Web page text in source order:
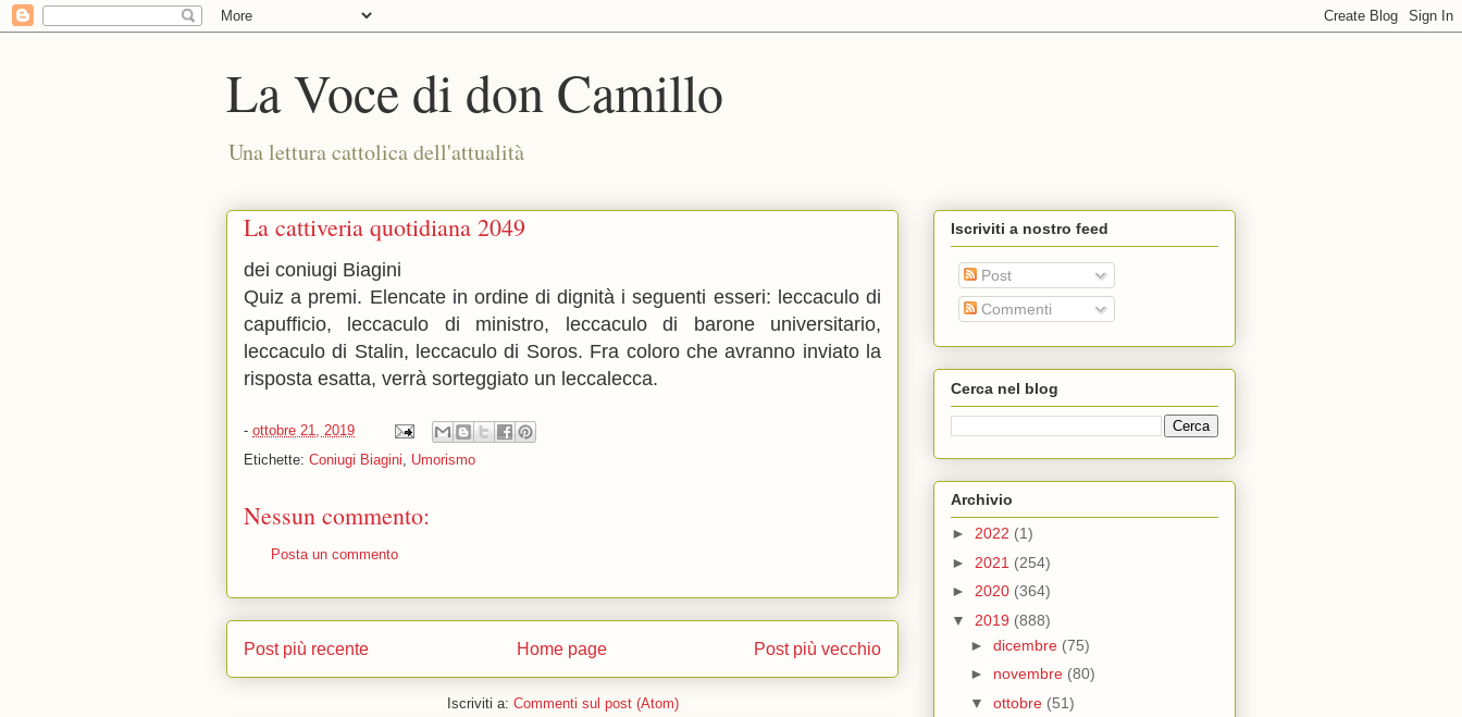
La Voce di don Camillo
Una lettura cattolica dell'attualità
La cattiveria quotidiana 2049
dei coniugi Biagini
Quiz a premi. Elencate in ordine di dignità i seguenti esseri: leccaculo di
capufficio, leccaculo di ministro, leccaculo di barone universitario,
leccaculo di Stalin, leccaculo di Soros. Fra coloro che avranno inviato la
risposta esatta, verrà sorteggiato un leccalecca.
- ottobre 21, 2019
Etichette: Coniugi Biagini, Umorismo
Nessun commento:
Posta un commento
Post più recente Post più vecchio
Home page
Iscriviti a: Commenti sul post (Atom)
Iscriviti a nostro feed
Post
Commenti
Cerca nel blog
Archivio
► 2022 (1)
► 2021 (254)
► 2020 (364)
▼ 2019 (888)
► dicembre (75)
► novembre (80)
▼ ottobre (51)